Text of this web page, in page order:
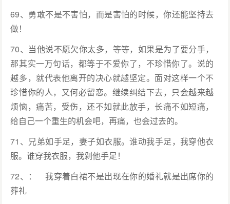
69、勇敢不是不害怕，而是害怕的时候，你还能坚持去
做！
70、当他说不愿欠你太多，等等，如果是为了要分手，
那其实一万句话，都等于不爱你了，不珍惜你了。说的
越多，就代表他离开的决心就越坚定。面对这样一个不
珍惜你的人，又何必留恋。继续纠结下去，只会越来越
烦恼，痛苦，受伤，还不如就此放手，长痛不如短痛，
给自己一个重生的机会吧，再痛，也会过去的。
71、兄弟如手足，妻子如衣服。谁动我手足，我穿他衣
服。谁穿我衣服，我剁他手足！
72、： 我穿着白裙不是出现在你的婚礼就是出席你的
葬礼